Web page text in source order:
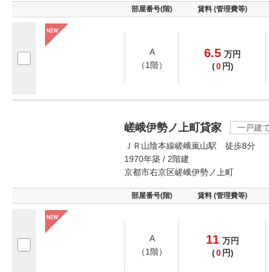
部屋番号(階) 賃料 (管理費等)
A
（1階）
6.5 万円
(0 円)
嵯峨伊勢ノ上町貸家
一戸建
ＪＲ山陰本線嵯峨嵐山駅 徒歩8分
1970年築 / 2階建
京都市右京区嵯峨伊勢ノ上町
部屋番号(階) 賃料 (管理費等)
A
（1階）
11 万円
(0 円)